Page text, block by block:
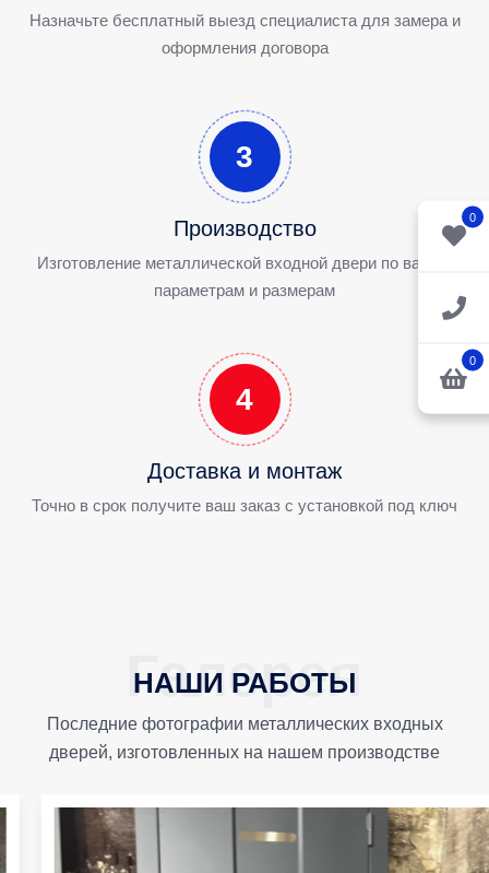
0
0
Назначьте бесплатный выезд специалиста для замера и
оформления договора
3
Производство
Изготовление металлической входной двери по вашим
параметрам и размерам
4
Доставка и монтаж
Точно в срок получите ваш заказ с установкой под ключ
НАШИ РАБОТЫ
Последние фотографии металлических входных
дверей, изготовленных на нашем производстве